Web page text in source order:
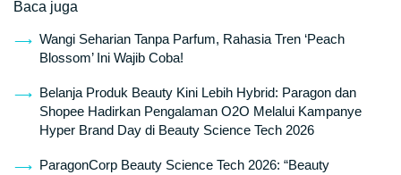
Baca juga
Wangi Seharian Tanpa Parfum, Rahasia Tren ‘Peach
Blossom’ Ini Wajib Coba!
Belanja Produk Beauty Kini Lebih Hybrid: Paragon dan
Shopee Hadirkan Pengalaman O2O Melalui Kampanye
Hyper Brand Day di Beauty Science Tech 2026
ParagonCorp Beauty Science Tech 2026: “Beauty